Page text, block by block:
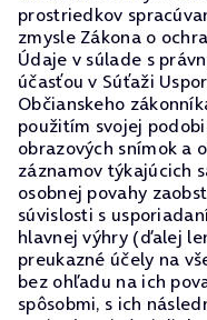
prostriedkov
zmysle Zákona o
Údaje v súlade s
účasťou v Súťaži
Občianskeho
použitím svojej
obrazových snímok a
záznamov týkajúcich
osobnej povahy
súvislosti s
hlavnej výhry (ďalej
preukazné účely na
bez ohľadu na ich
spôsobmi, s ich